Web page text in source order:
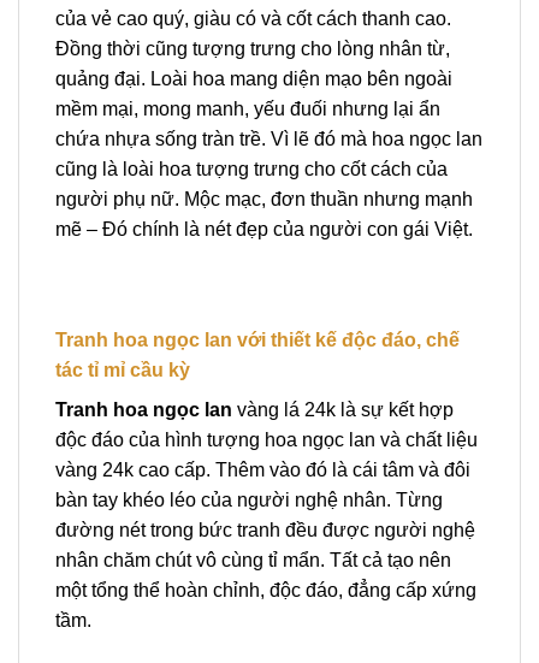
của vẻ cao quý, giàu có và cốt cách thanh cao.
Đồng thời cũng tượng trưng cho lòng nhân từ,
quảng đại. Loài hoa mang diện mạo bên ngoài
mềm mại, mong manh, yếu đuối nhưng lại ẩn
chứa nhựa sống tràn trề. Vì lẽ đó mà hoa ngọc lan
cũng là loài hoa tượng trưng cho cốt cách của
người phụ nữ. Mộc mạc, đơn thuần nhưng mạnh
mẽ – Đó chính là nét đẹp của người con gái Việt.
Tranh hoa ngọc lan với thiết kế độc đáo, chế
tác tỉ mỉ cầu kỳ
Tranh hoa ngọc lan vàng lá 24k là sự kết hợp
độc đáo của hình tượng hoa ngọc lan và chất liệu
vàng 24k cao cấp. Thêm vào đó là cái tâm và đôi
bàn tay khéo léo của người nghệ nhân. Từng
đường nét trong bức tranh đều được người nghệ
nhân chăm chút vô cùng tỉ mẩn. Tất cả tạo nên
một tổng thể hoàn chỉnh, độc đáo, đẳng cấp xứng
tầm.